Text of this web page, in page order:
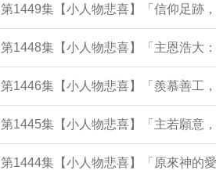
第1449集【小人物悲喜】「信仰足跡
第1448集【小人物悲喜】「主恩浩大
第1446集【小人物悲喜】「羨慕善工
第1445集【小人物悲喜】「主若願意
第1444集【小人物悲喜】「原來神的